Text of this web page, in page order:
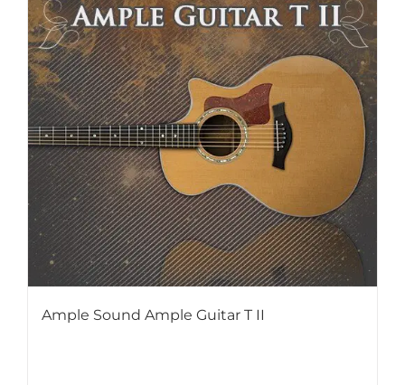
Ample Sound Ample Guitar T II